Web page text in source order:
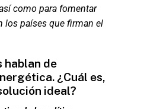
como para fomentar
los países que firman el
hablan de
¿Cuál es,
ideal?